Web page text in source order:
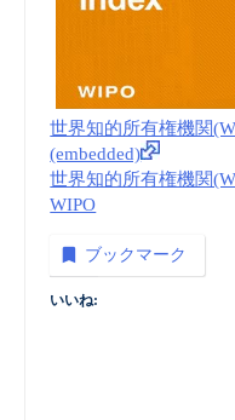
世界知的所有権機関
(embedded)
世界知的所有権機関
WIPO
ブックマーク
いいね: